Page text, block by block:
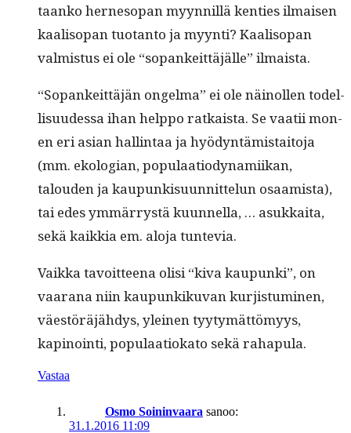
taanko her­ne­sopan myyn­nil­lä ken­ties ilmaisen
kaal­isopan tuotan­to ja myyn­ti? Kaal­isopan
valmis­tus ei ole “sopankeit­täjälle” ilmaista.
“Sopankeit­täjän ongel­ma” ei ole näi­nollen todel­
lisu­udessa ihan help­po ratkaista. Se vaatii mon­
en eri asian hallintaa ja hyö­dyn­tämis­taito­ja
(mm. ekolo­gian, pop­u­laa­tio­dy­nami­ikan,
talouden ja kaupunkisu­un­nit­telun osaamista),
tai edes ymmär­rystä kuun­nel­la, … asukkai­ta,
sekä kaikkia em. alo­ja tuntevia.
Vaik­ka tavoit­teena olisi “kiva kaupun­ki”, on
vaarana niin kaupunkiku­van kur­jis­tu­mi­nen,
väestöräjähdys, yleinen tyy­tymät­tömyys,
kapinoin­ti, pop­u­laa­tioka­to sekä rahapula.
Vastaa
Osmo Soininvaara sanoo:
31.1.2016 11:09